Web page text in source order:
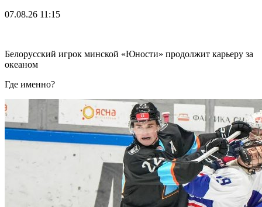
07.08.26 11:15
Белорусский игрок минской «Юности» продолжит карьеру за
океаном
Где именно?